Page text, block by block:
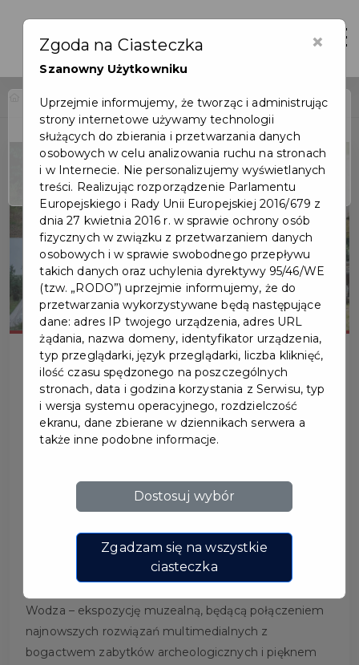
Home Wydarzenia Lato na Faktorii Handlowej
Wydarzenie już się
zakończyło
LATO NA FAKTORII
W południowej części miasta na odwiedzających
Handlowa z okresu wpływów rzymskich. Faktoria jest
miejscem pełnym życia, łączy historię z
Wodza – ekspozycję muzealną, będącą połączeniem
najnowszych rozwiązań multimedialnych z
bogactwem zabytków archeologicznych i pięknem
×
Zgoda na Ciasteczka
Szanowny Użytkowniku
Uprzejmie informujemy, że tworząc i administrując
strony internetowe używamy technologii
służących do zbierania i przetwarzania danych
osobowych w celu analizowania ruchu na stronach
i w Internecie. Nie personalizujemy wyświetlanych
treści. Realizując rozporządzenie Parlamentu
Europejskiego i Rady Unii Europejskiej 2016/679 z
dnia 27 kwietnia 2016 r. w sprawie ochrony osób
fizycznych w związku z przetwarzaniem danych
osobowych i w sprawie swobodnego przepływu
takich danych oraz uchylenia dyrektywy 95/46/WE
(tzw. „RODO”) uprzejmie informujemy, że do
przetwarzania wykorzystywane będą następujące
dane: adres IP twojego urządzenia, adres URL
żądania, nazwa domeny, identyfikator urządzenia,
typ przeglądarki, język przeglądarki, liczba kliknięć,
ilość czasu spędzonego na poszczególnych
stronach, data i godzina korzystania z Serwisu, typ
i wersja systemu operacyjnego, rozdzielczość
ekranu, dane zbierane w dziennikach serwera a
także inne podobne informacje.
Dostosuj wybór
Zgadzam się na wszystkie
ciasteczka